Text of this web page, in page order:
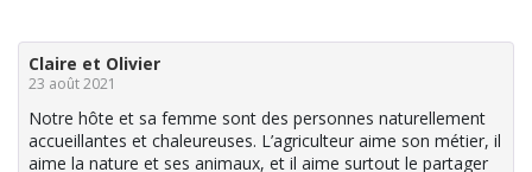
Claire et Olivier
23 août 2021
Notre hôte et sa femme sont des personnes naturellement
accueillantes et chaleureuses. L’agriculteur aime son métier, il
aime la nature et ses animaux, et il aime surtout le partager